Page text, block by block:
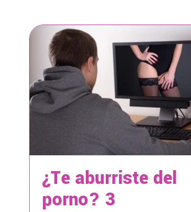
¿Te aburriste del
porno? 3